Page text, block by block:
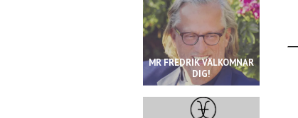
MR FREDRIK VÄLKOMNAR
DIG!